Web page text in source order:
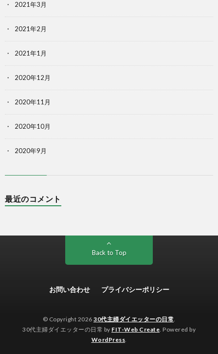
2021年3月
2021年2月
2021年1月
2020年12月
2020年11月
2020年10月
2020年9月
最近のコメント
Back to Top
お問い合わせ プライバシーポリシー
© Copyright 2026 30代主婦ダイエッターの日常.
30代主婦ダイエッターの日常 by FIT-Web Create. Powered by
WordPress.